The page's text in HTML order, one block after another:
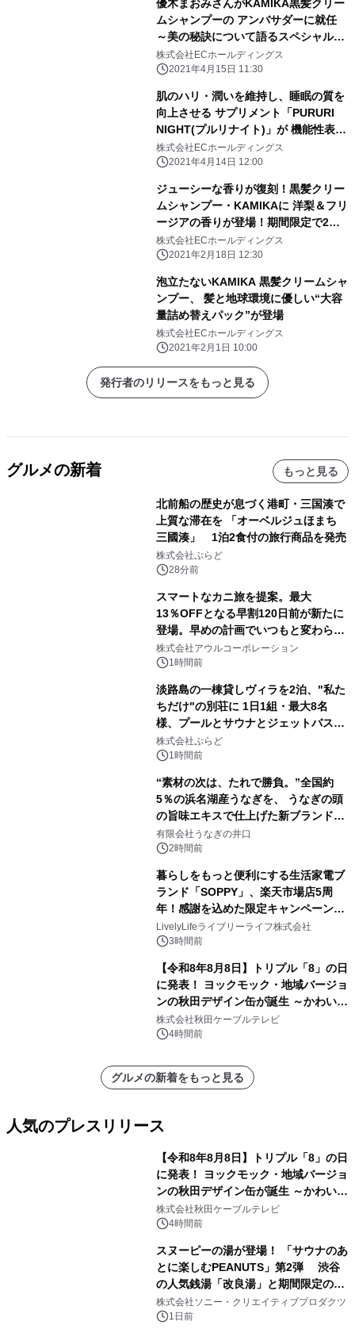
優木まおみさんがKAMIKA黒髪クリー
ムシャンプーの アンバサダーに就任
～美の秘訣について語るスペシャルイ
ンタビュー動画を公開～
株式会社ECホールディングス
2021年4月15日 11:30
肌のハリ・潤いを維持し、睡眠の質を
向上させる サプリメント「PURURI
NIGHT(プルリナイト)」が 機能性表示
食品を取得！
株式会社ECホールディングス
2021年4月14日 12:00
ジューシーな香りが復刻！黒髪クリー
ムシャンプー・KAMIKAに 洋梨＆フリ
ージアの香りが登場！期間限定で2月
17日に発売
株式会社ECホールディングス
2021年2月18日 12:30
泡立たないKAMIKA 黒髪クリームシャ
ンプー、 髪と地球環境に優しい“大容
量詰め替えパック”が登場
株式会社ECホールディングス
2021年2月1日 10:00
発行者のリリースをもっと見る
グルメの新着 もっと見る
北前船の歴史が息づく港町・三国湊で
上質な滞在を 「オーベルジュほまち
三國湊」 1泊2食付の旅行商品を発売
株式会社ぷらど
28分前
スマートなカニ旅を提案。最大
13％OFFとなる早割120日前が新たに
登場。早めの計画でいつもと変わらぬ
大人の冬旅を。ー夕日ヶ浦温泉「佳松
苑 別邸ふうか」ー
株式会社アウルコーポレーション
1時間前
淡路島の一棟貸しヴィラを2泊、"私た
ちだけ"の別荘に 1日1組・最大8名
様、プールとサウナとジェットバス付
きで Villa Mon Temps AWAJIの連泊
素泊りプラン
株式会社ぷらど
1時間前
“素材の次は、たれで勝負。”全国約
5％の浜名湖産うなぎを、 うなぎの頭
の旨味エキスで仕上げた新ブランド
「井口の誉」誕生
有限会社うなぎの井口
2時間前
暮らしをもっと便利にする生活家電ブ
ランド「SOPPY」、楽天市場店5周
年！感謝を込めた限定キャンペーンを
8月10日より開催
LivelyLifeライブリーライフ株式会社
3時間前
【令和8年8月8日】トリプル「8」の日
に発表！ ヨックモック・地域バージョ
ンの秋田デザイン缶が誕生 ～かわいい
秋田犬の子犬と秋田の四季と名所を巡
るパッケージ～ 9月1日(火)秋田県内で
株式会社秋田ケーブルテレビ
4時間前
グルメの新着をもっと見る
人気のプレスリリース
【令和8年8月8日】トリプル「8」の日
に発表！ ヨックモック・地域バージョ
ンの秋田デザイン缶が誕生 ～かわいい
秋田犬の子犬と秋田の四季と名所を巡
るパッケージ～ 9月1日(火)秋田県内で
株式会社秋田ケーブルテレビ
4時間前
スヌーピーの湯が登場！ 「サウナのあ
とに楽しむPEANUTS」第2弾 渋谷
の人気銭湯「改良湯」と期間限定のコ
ラボレーション サウナイキタイコラ
ボグッズも発売決定！
株式会社ソニー・クリエイティブプロダクツ
1日前